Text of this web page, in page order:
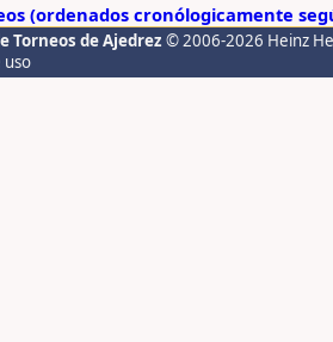
(ordenados cronólogicamente
Torneos de Ajedrez © 2006-2026 Heinz
uso